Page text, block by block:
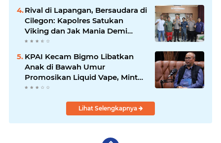
Rival di Lapangan, Bersaudara di
Cilegon: Kapolres Satukan
Viking dan Jak Mania Demi
Nobar Damai Piala Presiden
KPAI Kecam Bigmo Libatkan
Anak di Bawah Umur
Promosikan Liquid Vape, Minta
Aparat Bertindak Tegas
Lihat Selengkapnya